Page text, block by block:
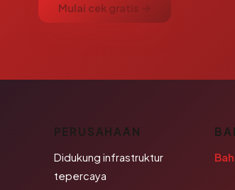
Mulai cek gratis →
PERUSAHAAN
Didukung infrastruktur
tepercaya